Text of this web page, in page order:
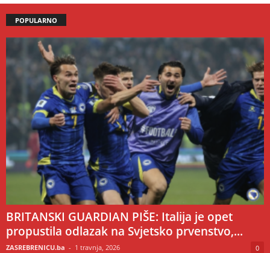
POPULARNO
BRITANSKI GUARDIAN PIŠE: Italija je opet
propustila odlazak na Svjetsko prvenstvo,...
ZASREBRENICU.ba - 1 travnja, 2026 0